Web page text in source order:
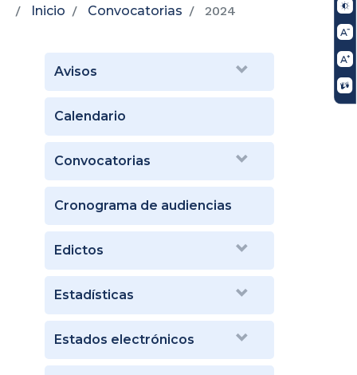
Inicio
Convocatorias 2024
Avisos
Calendario
Convocatorias
Cronograma de audiencias
Edictos
Estadísticas
Estados electrónicos